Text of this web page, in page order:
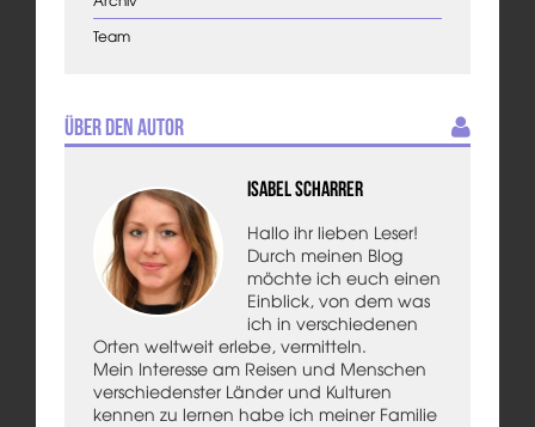
Team
Über den Autor
Isabel Scharrer
Hallo ihr lieben Leser!
Durch meinen Blog
möchte ich euch einen
Einblick, von dem was
ich in verschiedenen
Orten weltweit erlebe, vermitteln.
Mein Interesse am Reisen und Menschen
verschiedenster Länder und Kulturen
kennen zu lernen habe ich meiner Familie